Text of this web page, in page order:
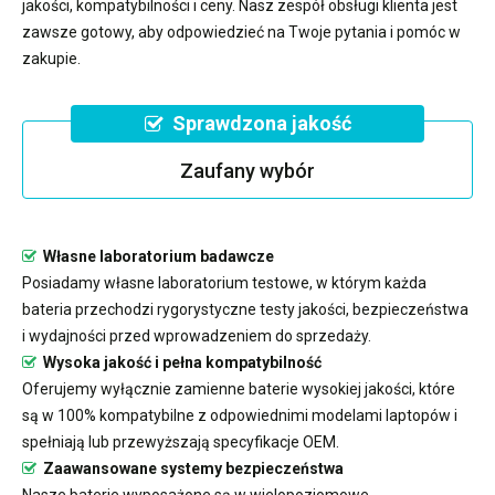
jakości, kompatybilności i ceny. Nasz zespół obsługi klienta jest
zawsze gotowy, aby odpowiedzieć na Twoje pytania i pomóc w
zakupie.
Sprawdzona jakość
Zaufany wybór
Własne laboratorium badawcze
Posiadamy własne laboratorium testowe, w którym każda
bateria przechodzi rygorystyczne testy jakości, bezpieczeństwa
i wydajności przed wprowadzeniem do sprzedaży.
Wysoka jakość i pełna kompatybilność
Oferujemy wyłącznie zamienne baterie wysokiej jakości, które
są w 100% kompatybilne z odpowiednimi modelami laptopów i
spełniają lub przewyższają specyfikacje OEM.
Zaawansowane systemy bezpieczeństwa